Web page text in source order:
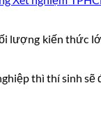
lượng kiến thức
thì thí sinh sẽ